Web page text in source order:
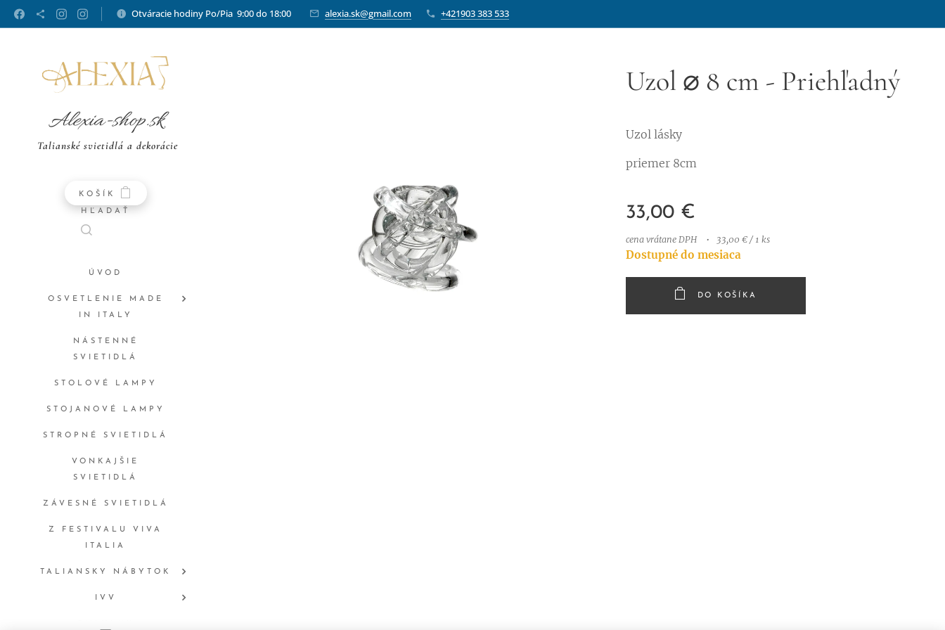
Otváracie hodiny Po/Pia 9:00 do 18:00 alexia.sk@gmail.com +421903 383 533
Alexia-shop.sk
Talianské svietidlá a dekorácie
KOŠÍK
HĽADAŤ
ÚVOD
OSVETLENIE MADE
IN ITALY
NÁSTENNÉ
SVIETIDLÁ
STOLOVÉ LAMPY
STOJANOVÉ LAMPY
STROPNÉ SVIETIDLÁ
VONKAJŠIE
SVIETIDLÁ
ZÁVESNÉ SVIETIDLÁ
Z FESTIVALU VIVA
ITALIA
TALIANSKY NÁBYTOK
IVV
Uzol ⌀ 8 cm - Priehľadný
Uzol lásky
priemer 8cm
33,00 €
cena vrátane DPH 33,00 € / 1 ks
Dostupné do mesiaca
DO KOŠÍKA